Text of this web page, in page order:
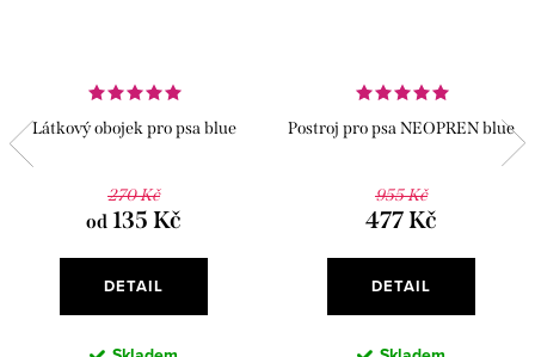
Látkový obojek pro psa blue
270 Kč
od 135 Kč
DETAIL
Postroj pro psa NEOPREN blue
955 Kč
477 Kč
DETAIL